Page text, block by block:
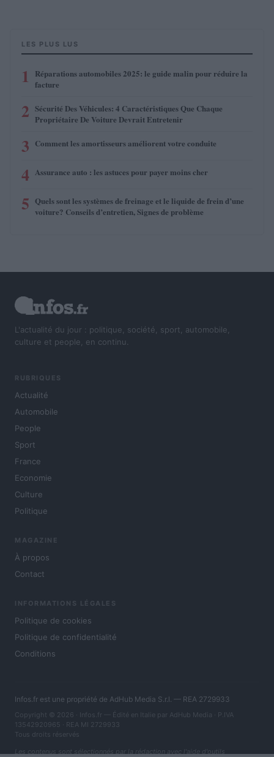
LES PLUS LUS
1
Réparations automobiles 2025: le guide malin pour réduire la
facture
2 Sécurité Des Véhicules: 4 Caractéristiques Que Chaque
Propriétaire De Voiture Devrait Entretenir
3 Comment les amortisseurs améliorent votre conduite
4 Assurance auto : les astuces pour payer moins cher
5 Quels sont les systèmes de freinage et le liquide de frein d’une
voiture? Conseils d’entretien, Signes de problème
L'actualité du jour : politique, société, sport, automobile,
culture et people, en continu.
RUBRIQUES
Actualité
Automobile
People
Sport
France
Economie
Culture
Politique
MAGAZINE
À propos
Contact
INFORMATIONS LÉGALES
Politique de cookies
Politique de confidentialité
Conditions
Infos.fr est une propriété de AdHub Media S.r.l. — REA 2729933
Copyright © 2026 · Infos.fr — Édité en Italie par AdHub Media · P.IVA
13542920965 · REA MI 2729933
Tous droits réservés
Les contenus sont sélectionnés par la rédaction avec l'aide d'outils